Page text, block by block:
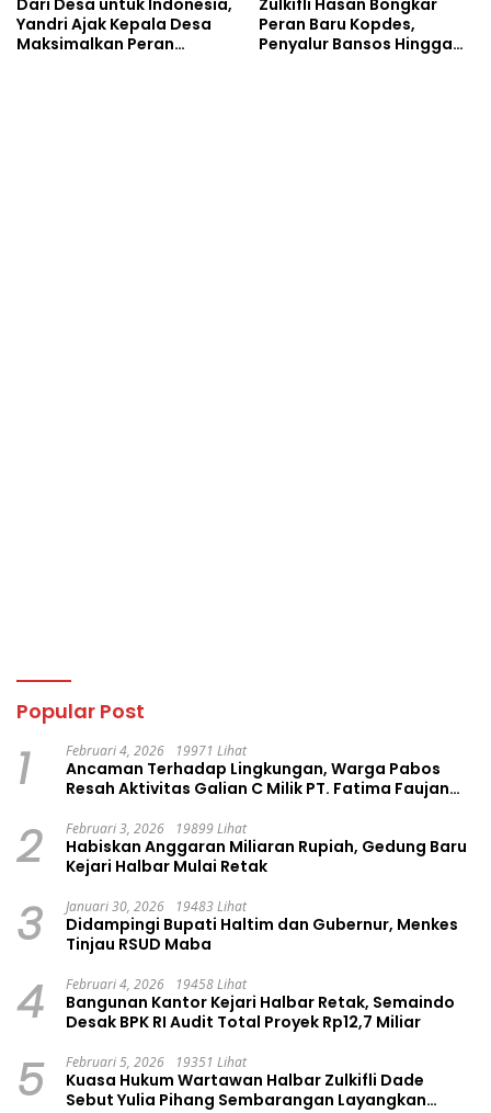
Dari Desa untuk Indonesia,
Yandri Ajak Kepala Desa
Maksimalkan Peran
Zulkifli Hasan Bongkar
Peran Baru Kopdes,
Penyalur Bansos Hingga
Popular Post
1 Februari 4, 2026 19971 Lihat
Ancaman Terhadap Lingkungan, Warga Pabos
Resah Aktivitas Galian C Milik PT. Fatima Faujan
2 Februari 3, 2026 19899 Lihat
Habiskan Anggaran Miliaran Rupiah, Gedung Baru
Kejari Halbar Mulai Retak
3 Januari 30, 2026 19483 Lihat
Didampingi Bupati Haltim dan Gubernur, Menkes
Tinjau RSUD Maba
4 Februari 4, 2026 19458 Lihat
Bangunan Kantor Kejari Halbar Retak, Semaindo
Desak BPK RI Audit Total Proyek Rp12,7 Miliar
5 Februari 5, 2026 19351 Lihat
Kuasa Hukum Wartawan Halbar Zulkifli Dade
Sebut Yulia Pihang Sembarangan Layangkan